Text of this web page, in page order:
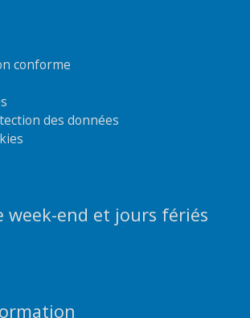
conforme
des données
week-end et jours fériés